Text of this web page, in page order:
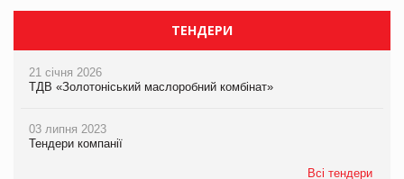
ТЕНДЕРИ
21 січня 2026
ТДВ «Золотоніський маслоробний комбінат»
03 липня 2023
Тендери компанії
Всі тендери